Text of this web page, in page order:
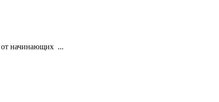
от начинающих ...